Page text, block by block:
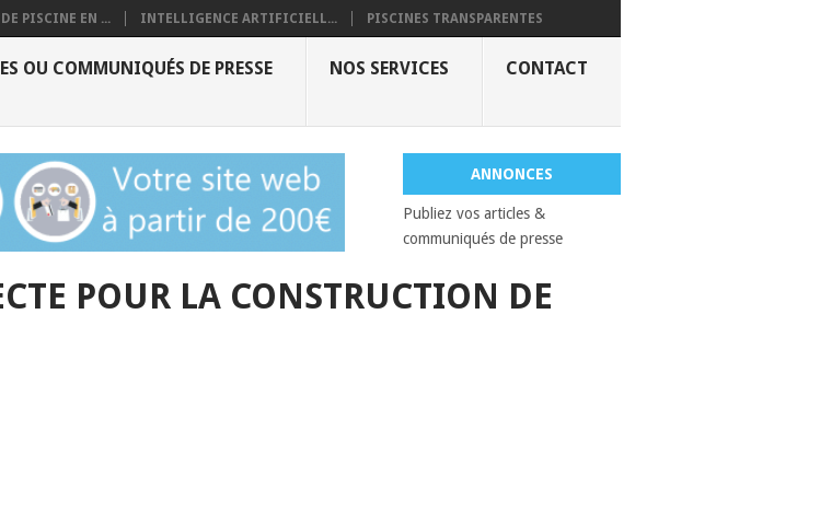
PISCINE EN ... INTELLIGENCE ARTIFICIELL... PISCINES TRANSPARENTES
OU COMMUNIQUÉS DE PRESSE NOS SERVICES CONTACT
ANNONCES
Publiez vos articles &
communiqués de presse
POUR LA CONSTRUCTION DE